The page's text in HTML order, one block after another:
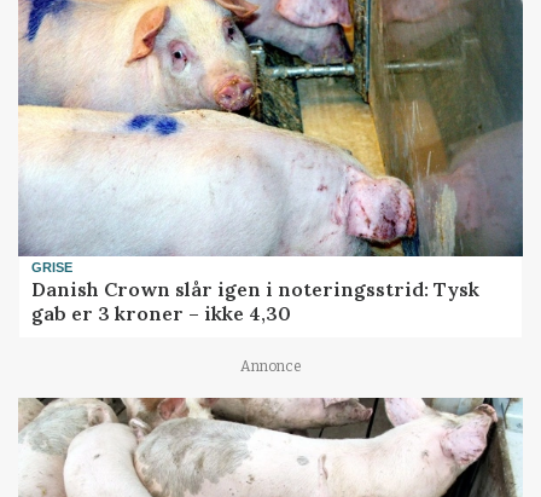
GRISE
Danish Crown slår igen i noteringsstrid: Tysk
gab er 3 kroner – ikke 4,30
Annonce